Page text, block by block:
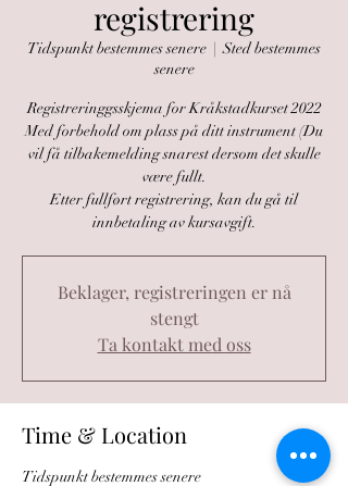
registrering
Tidspunkt bestemmes senere
  |
Sted bestemmes
senere
Registreringgsskjema for Kråkstadkurset 2022
Med forbehold om plass på ditt instrument (Du
vil få tilbakemelding snarest dersom det skulle
være fullt.
Etter fullført registrering, kan du gå til
Beklager, registreringen er nå
stengt
Ta kontakt med oss
Time & Location
Tidspunkt bestemmes senere